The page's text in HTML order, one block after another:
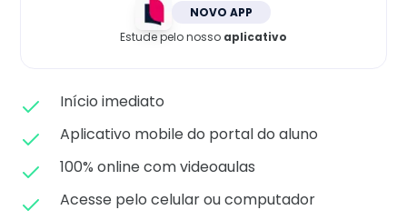
NOVO APP
Estude pelo nosso aplicativo
Início imediato
Aplicativo mobile do portal do aluno
100% online com videoaulas
Acesse pelo celular ou computador